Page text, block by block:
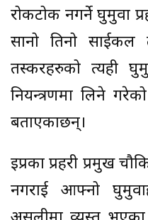
रोकटोक नगर्ने घुमुवा
सानो तिनो
तस्करहरुको त्यही
नियन्त्रणमा लिने
बताएकाछन्।
इप्रका प्रहरी प्रमुख
नगराई आफ्नो